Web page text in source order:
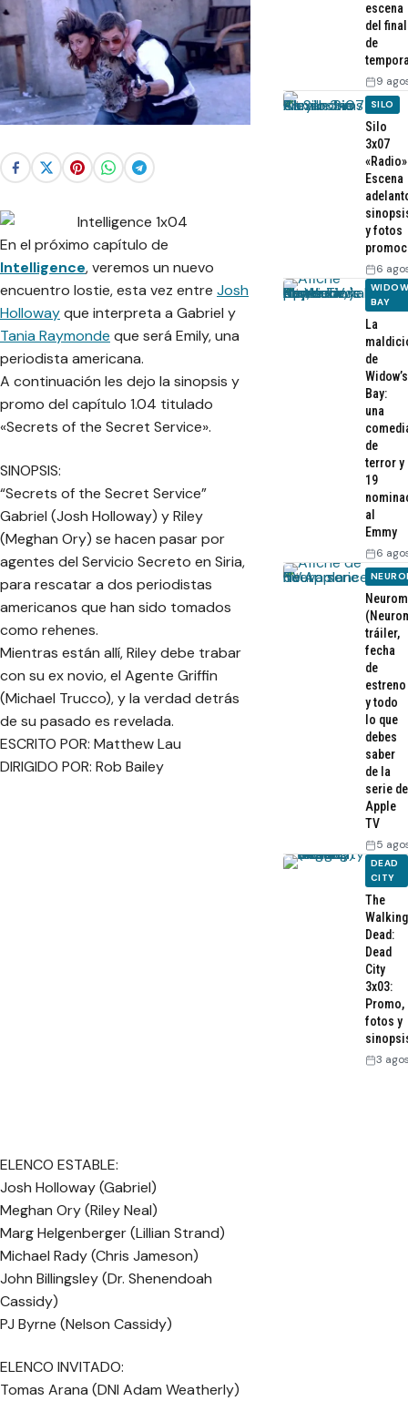
En el próximo capítulo de
Intelligence, veremos un nuevo
encuentro lostie, esta vez entre Josh
Hollowayque interpreta a Gabriel y
Tania Raymonde que será Emily, una
periodista americana.
A continuación les dejo la sinopsis y
promo del capítulo 1.04 titulado
«Secrets of the Secret Service».
SINOPSIS:
“Secrets of the Secret Service”
Gabriel (Josh Holloway) y Riley
(Meghan Ory) se hacen pasar por
agentes del Servicio Secreto en Siria,
para rescatar a dos periodistas
americanos que han sido tomados
como rehenes.
Mientras están allí, Riley debe trabar
con su ex novio, el Agente Griffin
(Michael Trucco), y la verdad detrás
de su pasado es revelada.
ESCRITO POR: Matthew Lau
DIRIGIDO POR: Rob Bailey
ELENCO ESTABLE:
Josh Holloway (Gabriel)
Meghan Ory (Riley Neal)
Marg Helgenberger (Lillian Strand)
Michael Rady (Chris Jameson)
John Billingsley (Dr. Shenendoah
Cassidy)
PJ Byrne (Nelson Cassidy)
ELENCO INVITADO:
Tomas Arana (DNI Adam Weatherly)
escena
del final
de
9
SILO
Silo
3x07
Escena
y fotos
6
BAY
La
de
Widow’s
Bay:
una
de
terror y
19
al
Emmy
6
tráiler,
fecha
de
estreno
y todo
lo que
debes
saber
de la
serie de
Apple
TV
5
DEAD
CITY
The
Walking
Dead:
Dead
City
3x03:
Promo,
fotos y
3